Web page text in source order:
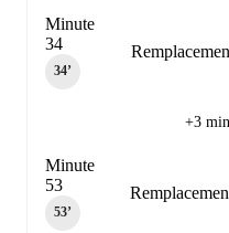
Minute
34
34‎’‎
+3
Minute
53
53‎’‎